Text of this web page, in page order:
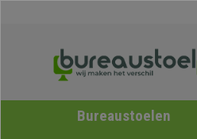
Bureaustoelen